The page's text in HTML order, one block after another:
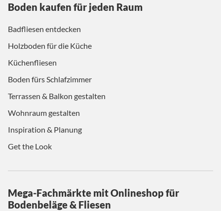
Boden kaufen für jeden Raum
Badfliesen entdecken
Holzboden für die Küche
Küchenfliesen
Boden fürs Schlafzimmer
Terrassen & Balkon gestalten
Wohnraum gestalten
Inspiration & Planung
Get the Look
Mega-Fachmärkte mit Onlineshop für
Bodenbeläge & Fliesen